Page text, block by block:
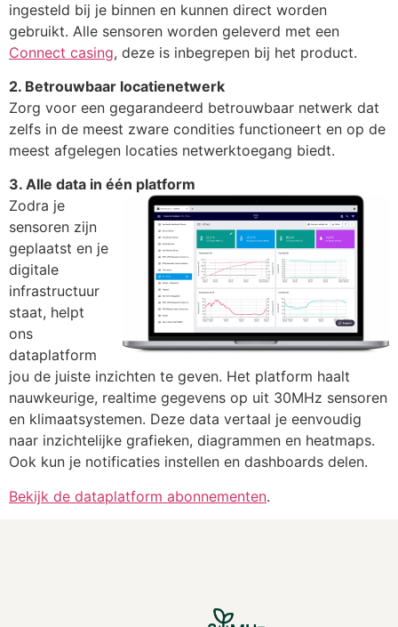
ingesteld bij je binnen en kunnen direct worden
gebruikt. Alle sensoren worden geleverd met een
Connect casing, deze is inbegrepen bij het product.
2. Betrouwbaar locatienetwerk
Zorg voor een gegarandeerd betrouwbaar netwerk dat
zelfs in de meest zware condities functioneert en op de
meest afgelegen locaties netwerktoegang biedt.
3. Alle data in één platform
Zodra je
sensoren zijn
geplaatst en je
digitale
infrastructuur
staat, helpt
ons
dataplatform
jou de juiste inzichten te geven. Het platform haalt
nauwkeurige, realtime gegevens op uit 30MHz sensoren
en klimaatsystemen. Deze data vertaal je eenvoudig
naar inzichtelijke grafieken, diagrammen en heatmaps.
Ook kun je notificaties instellen en dashboards delen.
Bekijk de dataplatform abonnementen.